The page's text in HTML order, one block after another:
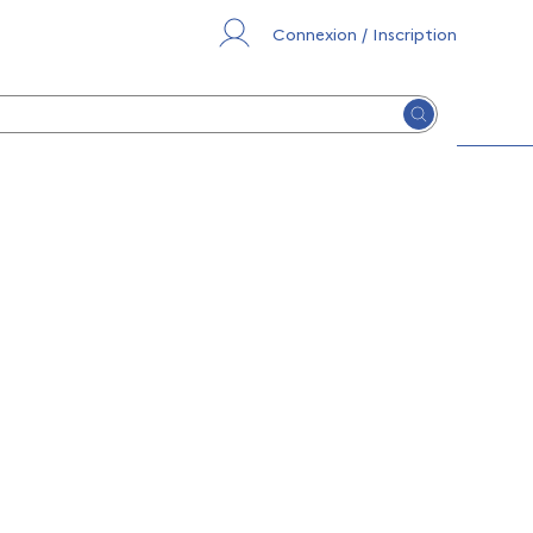
Connexion / Inscription
Lancer la